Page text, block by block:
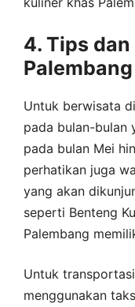
4. Tips
Palembang
Untuk berwisata
pada bulan-bulan
pada bulan Mei
perhatikan juga
yang akan
seperti Benteng
Palembang
Untuk
menggunakan